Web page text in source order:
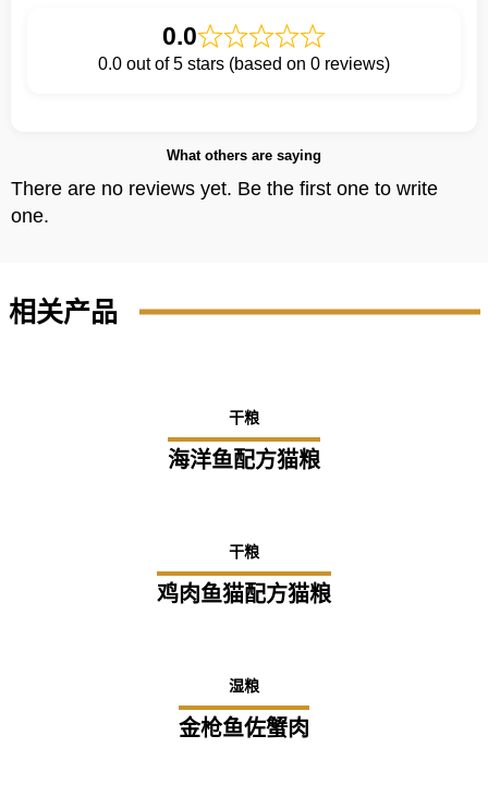
0.0
0.0 out of 5 stars (based on 0 reviews)
What others are saying
There are no reviews yet. Be the first one to write
one.
相关产品
干粮
海洋鱼配方猫粮
干粮
鸡肉鱼猫配方猫粮
湿粮
金枪鱼佐蟹肉